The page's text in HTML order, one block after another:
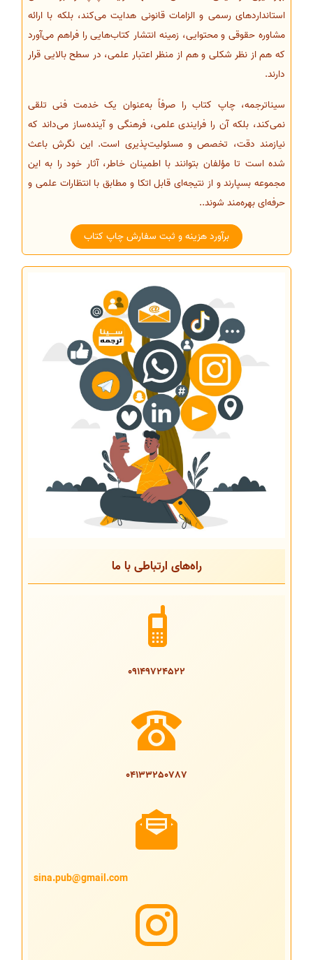
استانداردهای رسمی و الزامات قانونی هدایت می‌کند، بلکه با ارائه
مشاوره حقوقی و محتوایی، زمینه انتشار کتاب‌هایی را فراهم می‌آورد
که هم از نظر شکلی و هم از منظر اعتبار علمی، در سطح بالایی قرار
دارند.
سیناترجمه، چاپ کتاب را صرفاً به‌عنوان یک خدمت فنی تلقی
نمی‌کند، بلکه آن را فرایندی علمی، فرهنگی و آینده‌ساز می‌داند که
نیازمند دقت، تخصص و مسئولیت‌پذیری است. این نگرش باعث
شده است تا مؤلفان بتوانند با اطمینان خاطر، آثار خود را به این
مجموعه بسپارند و از نتیجه‌ای قابل اتکا و مطابق با انتظارات علمی و
حرفه‌ای بهره‌مند شوند..
برآورد هزینه و ثبت سفارش چاپ کتاب
راه‌های ارتباطی با ما
09149724522
04133250787
sina.pub@gmail.com